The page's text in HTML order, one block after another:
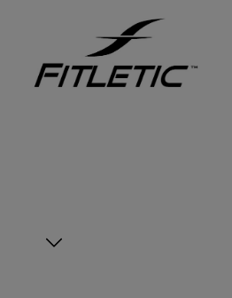
Zur Hauptnavigation springen
Bildergalerie überspringen